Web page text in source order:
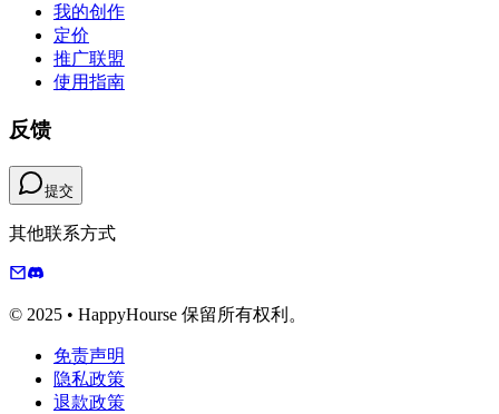
我的创作
定价
推广联盟
使用指南
反馈
提交
其他联系方式
© 2025 • HappyHourse 保留所有权利。
免责声明
隐私政策
退款政策